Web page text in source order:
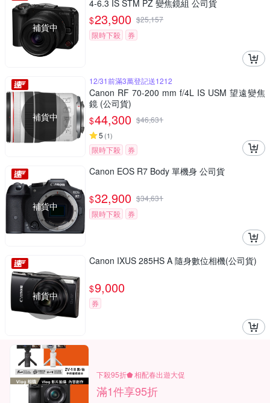
補貨中
4-6.3 IS STM PZ 變焦鏡組 公司貨
$23,900 $25,157
限時下殺
券
補貨中
12/31前滿3萬登記送1212
Canon RF 70-200 mm f/4L IS USM 望遠變焦
鏡 (公司貨)
$44,300 $46,631
5 (1)
限時下殺 券
補貨中
Canon EOS R7 Body 單機身 公司貨
$32,900 $34,631
限時下殺
券
補貨中
Canon IXUS 285HS A 隨身數位相機(公司貨)
$9,000
券
下殺95折⬟ 相配春出遊大促
滿1件享95折